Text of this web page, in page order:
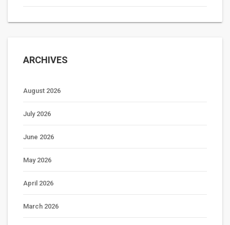
ARCHIVES
August 2026
July 2026
June 2026
May 2026
April 2026
March 2026